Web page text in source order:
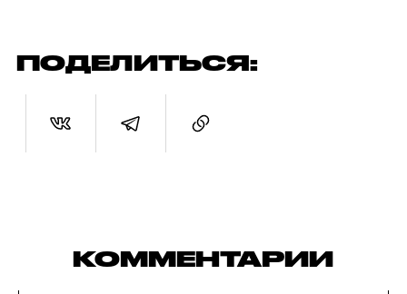
ПОДЕЛИТЬСЯ:
КОММЕНТАРИИ